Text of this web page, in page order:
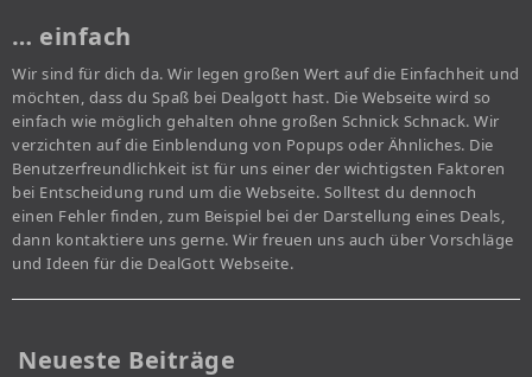
… einfach
Wir sind für dich da. Wir legen großen Wert auf die Einfachheit und
möchten, dass du Spaß bei Dealgott hast. Die Webseite wird so
einfach wie möglich gehalten ohne großen Schnick Schnack. Wir
verzichten auf die Einblendung von Popups oder Ähnliches. Die
Benutzerfreundlichkeit ist für uns einer der wichtigsten Faktoren
bei Entscheidung rund um die Webseite. Solltest du dennoch
einen Fehler finden, zum Beispiel bei der Darstellung eines Deals,
dann kontaktiere uns gerne. Wir freuen uns auch über Vorschläge
und Ideen für die DealGott Webseite.
Neueste Beiträge